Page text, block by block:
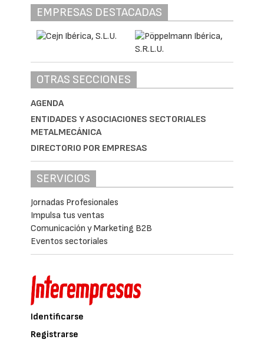
EMPRESAS DESTACADAS
OTRAS SECCIONES
AGENDA
ENTIDADES Y ASOCIACIONES SECTORIALES
METALMECÁNICA
DIRECTORIO POR EMPRESAS
SERVICIOS
Jornadas Profesionales
Impulsa tus ventas
Comunicación y Marketing B2B
Eventos sectoriales
Identificarse
Registrarse